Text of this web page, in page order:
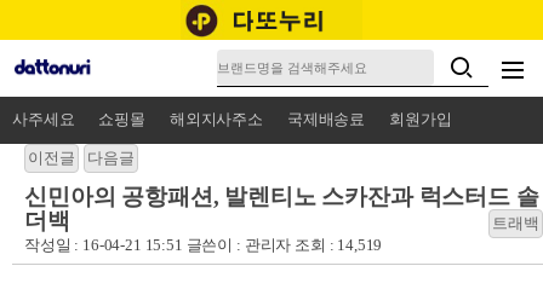
사주세요 쇼핑몰 해외지사주소 국제배송료 회원가입
신민아의 공항패션, 발렌티노 스카잔과 럭스터드 솔
더백
작성일 : 16-04-21 15:51 글쓴이 : 관리자 조회 : 14,519